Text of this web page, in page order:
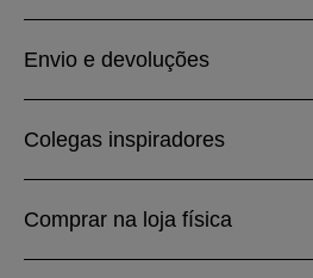
Envio e devoluções
Colegas inspiradores
Comprar na loja física